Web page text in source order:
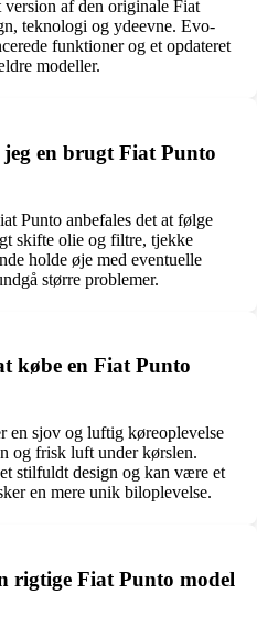
af den originale Fiat
teknologi og ydeevne. Evo-
funktioner og et opdateret
modeller.
en brugt Fiat Punto
Punto anbefales det at følge
skifte olie og filtre, tjekke
holde øje med eventuelle
større problemer.
købe en Fiat Punto
en sjov og luftig køreoplevelse
og frisk luft under kørslen.
stilfuldt design og kan være et
en mere unik biloplevelse.
rigtige Fiat Punto model